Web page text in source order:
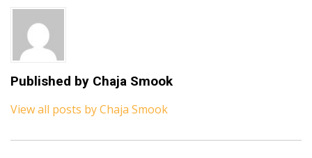
Published by Chaja Smook
View all posts by Chaja Smook